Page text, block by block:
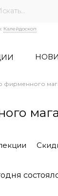
Калейдоскоп
фирменного